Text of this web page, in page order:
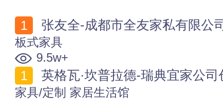
张友全-成都市全友家私有限公
板式家具
9.5w+
英格瓦·坎普拉德-瑞典宜家公
家具/定制 家居生活馆